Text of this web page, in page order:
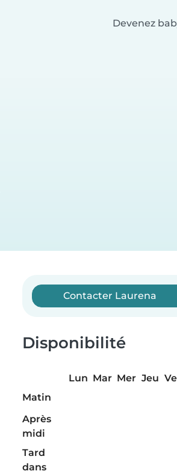
Devenez
Contacter Laurena
Disponibilité
Lun Mar Mer Jeu
Matin
Après
midi
Tard
dans